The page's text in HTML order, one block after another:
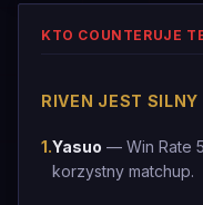
KTO COUNTERUJE
RIVEN JEST
1.Yasuo — Win Rate
korzystny matchup.